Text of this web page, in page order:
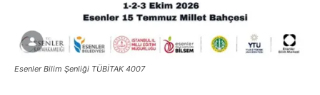
Esenler Bilim Şenliği TÜBİTAK 4007